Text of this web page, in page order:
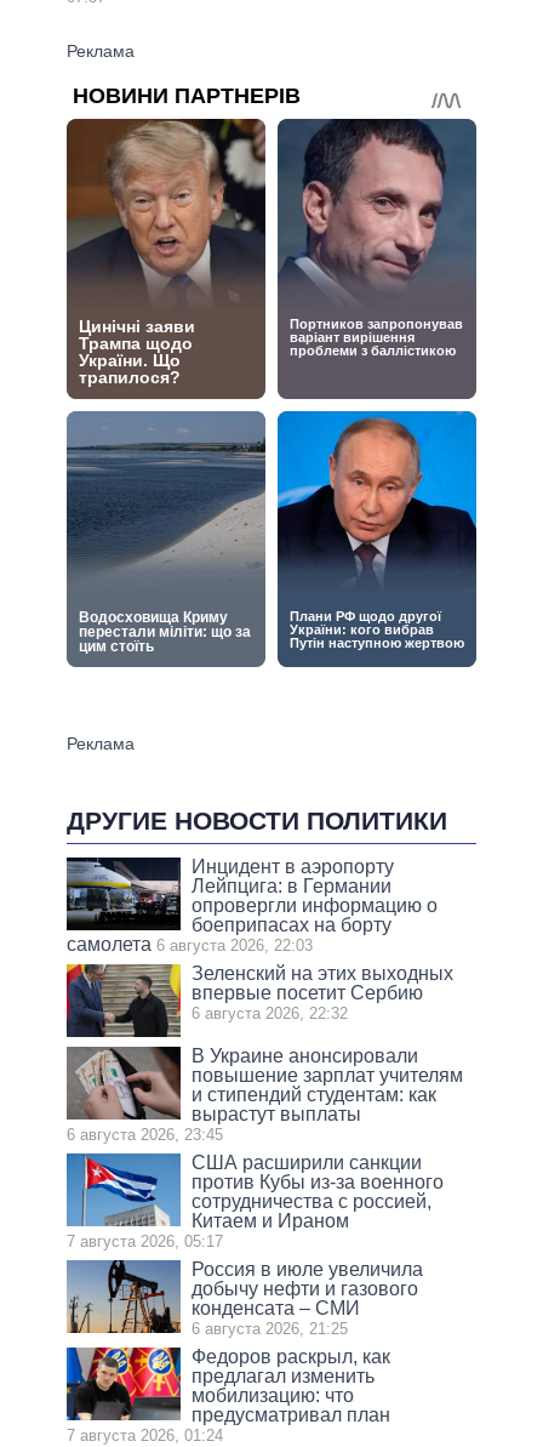
ДРУГИЕ НОВОСТИ ПОЛИТИКИ
Инцидент в аэропорту
Лейпцига: в Германии
опровергли информацию о
боеприпасах на борту
самолета 6 августа 2026, 22:03
Зеленский на этих выходных
впервые посетит Сербию
6 августа 2026, 22:32
В Украине анонсировали
повышение зарплат учителям
и стипендий студентам: как
вырастут выплаты
6 августа 2026, 23:45
США расширили санкции
против Кубы из-за военного
сотрудничества с россией,
Китаем и Ираном
7 августа 2026, 05:17
Россия в июле увеличила
добычу нефти и газового
конденсата – СМИ
6 августа 2026, 21:25
Федоров раскрыл, как
предлагал изменить
мобилизацию: что
предусматривал план
7 августа 2026, 01:24